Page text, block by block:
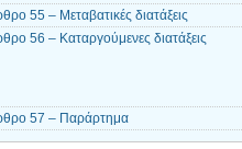
55 – Μεταβατικές διατάξεις
56 – Καταργούμενες διατάξεις
57 – Παράρτημα